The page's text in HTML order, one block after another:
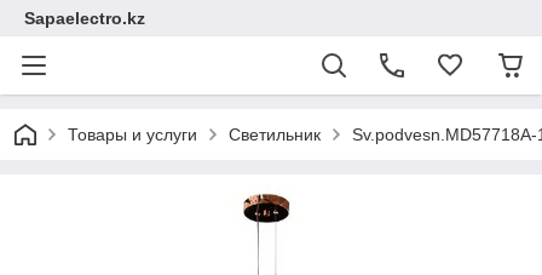
Sapaelectro.kz
Товары и услуги Светильник